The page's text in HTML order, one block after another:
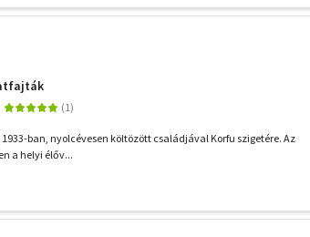
1933-ban, nyolcévesen költözött családjával Korfu szigetére. Az
a helyi élőv...